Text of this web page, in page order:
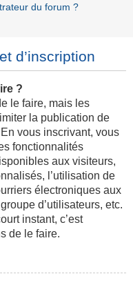
du forum ?
d’inscription
?
le faire, mais les
la publication de
vous inscrivant, vous
fonctionnalités
aux visiteurs,
l’utilisation de
électroniques aux
d’utilisateurs, etc.
instant, c’est
de le faire.